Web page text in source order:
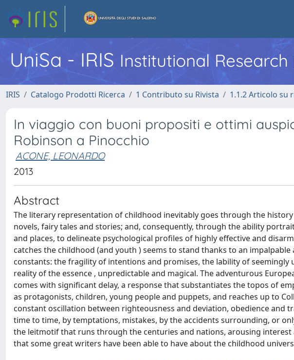
UniSa - IRIS Institutional
IRIS Catalogo Prodotti Ricerca 1 Contributo su Rivista 1.1.2 Articolo su
In viaggio con buoni propositi e ottimi
Robinson a Pinocchio
ACONE, LEONARDO
2013
Abstract
The literary representation of childhood inevitably goes through the
novels, fairy tales and stories; and, consequently, through the ability
and places, to delineate psychological profiles of highly effective and
catches the childhood (and youth ) seems to stand thanks to an
constants: the fragility of intentions and promises, the lability of seemingly
reality of the essence , unpredictable and magical. The adventurous
comes with significant delay, a response that substantiates the topos of
as protagonists, children, young people and puppets, and reaches up to
constant oscillation between righteousness and deviation, obedience and
time to time, by temptations, mistakes, by the accidents surrounding, or
the leitmotif that runs through the centuries and nations, arousing
that some great writers have been able to have about the childhood